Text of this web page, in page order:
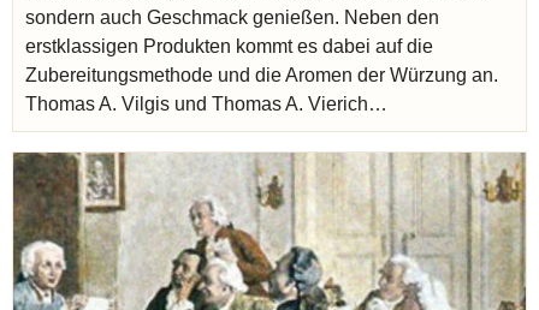
Bergamotte
sondern auch Geschmack genießen. Neben den
erstklassigen Produkten kommt es dabei auf die
Zubereitungsmethode und die Aromen der Würzung an.
Thomas A. Vilgis und Thomas A. Vierich…